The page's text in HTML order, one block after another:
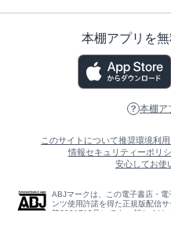
本棚アプリを無
本棚ア
このサイトについて推奨環境利
情報セキュリティーポリ
安心してお使
ABJマークは、この電子書店・
ンツ使用許諾を得た正規版配信
第6091713号）です。 詳しくは